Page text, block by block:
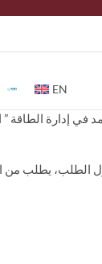
EN
إدارة الطاقة ”
الطلب، يطلب من